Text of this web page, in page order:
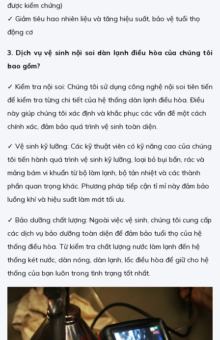
được kiểm chứng)
✓ Giảm tiêu hao nhiên liệu và tăng hiệu suất, bảo vệ tuổi thọ
động cơ
3. Dịch vụ vệ sinh nội soi dàn lạnh điều hòa của chúng tôi
bao gồm?
✓ Kiểm tra nội soi: Chúng tôi sử dụng công nghệ nội soi tiên tiến
để kiểm tra từng chi tiết của hệ thống dàn lạnh điều hòa. Điều
này giúp chúng tôi xác định và khắc phục các vấn đề một cách
chính xác, đảm bảo quá trình vệ sinh toàn diện.
✓ Vệ sinh kỹ lưỡng: Các kỹ thuật viên có kỹ năng cao của chúng
tôi tiến hành quá trình vệ sinh kỹ lưỡng, loại bỏ bụi bẩn, rác và
mảng bám vi khuẩn từ bộ làm lạnh, bộ tản nhiệt và các thành
phần quan trọng khác. Phương pháp tiếp cận tỉ mỉ này đảm bảo
luồng khí và hiệu suất làm mát tối ưu.
✓ Bảo dưỡng chất lượng: Ngoài việc vệ sinh, chúng tôi cung cấp
các dịch vụ bảo dưỡng toàn diện để đảm bảo tuổi thọ của hệ
thống điều hòa. Từ kiểm tra chất lượng nước làm lạnh đến hệ
thống két nước, dàn nóng, dàn lạnh, lốc điều hòa để giữ cho hệ
thống của bạn luôn trong tình trạng tốt nhất.